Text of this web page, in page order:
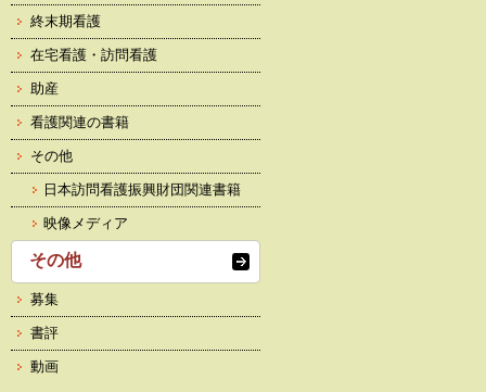
終末期看護
在宅看護・訪問看護
助産
看護関連の書籍
その他
日本訪問看護振興財団関連書籍
映像メディア
その他
募集
書評
動画